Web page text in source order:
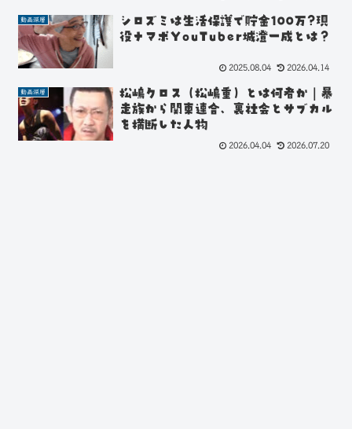
動画深層
シロズミは生活保護で貯金100万?現
役ナマポYouTuber城澄一成とは？
2025.08.04 2026.04.14
動画深層
松嶋クロス（松嶋重）とは何者か｜暴
走族から関東連合、裏社会とサブカル
を横断した人物
2026.04.04 2026.07.20